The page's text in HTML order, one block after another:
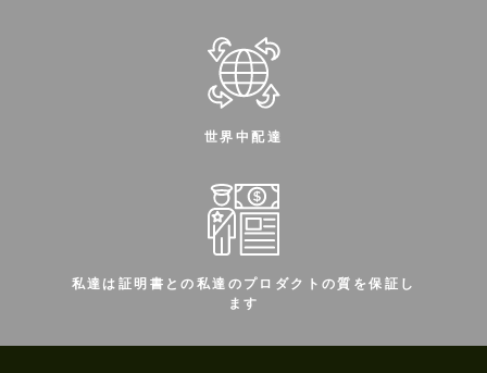
世界中配達
私達は証明書との私達のプロダクトの質を保証し
ます